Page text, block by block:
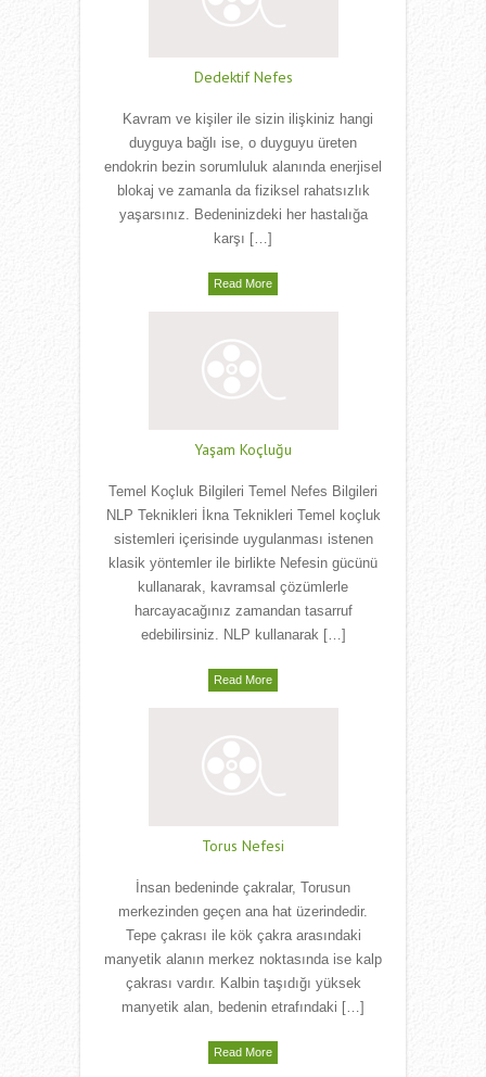
Dedektif Nefes
Kavram ve kişiler ile sizin ilişkiniz hangi
duyguya bağlı ise, o duyguyu üreten
endokrin bezin sorumluluk alanında enerjisel
blokaj ve zamanla da fiziksel rahatsızlık
yaşarsınız. Bedeninizdeki her hastalığa
karşı […]
Read More
Yaşam Koçluğu
Temel Koçluk Bilgileri Temel Nefes Bilgileri
NLP Teknikleri İkna Teknikleri Temel koçluk
sistemleri içerisinde uygulanması istenen
klasik yöntemler ile birlikte Nefesin gücünü
kullanarak, kavramsal çözümlerle
harcayacağınız zamandan tasarruf
edebilirsiniz. NLP kullanarak […]
Read More
Torus Nefesi
İnsan bedeninde çakralar, Torusun
merkezinden geçen ana hat üzerindedir.
Tepe çakrası ile kök çakra arasındaki
manyetik alanın merkez noktasında ise kalp
çakrası vardır. Kalbin taşıdığı yüksek
manyetik alan, bedenin etrafındaki […]
Read More